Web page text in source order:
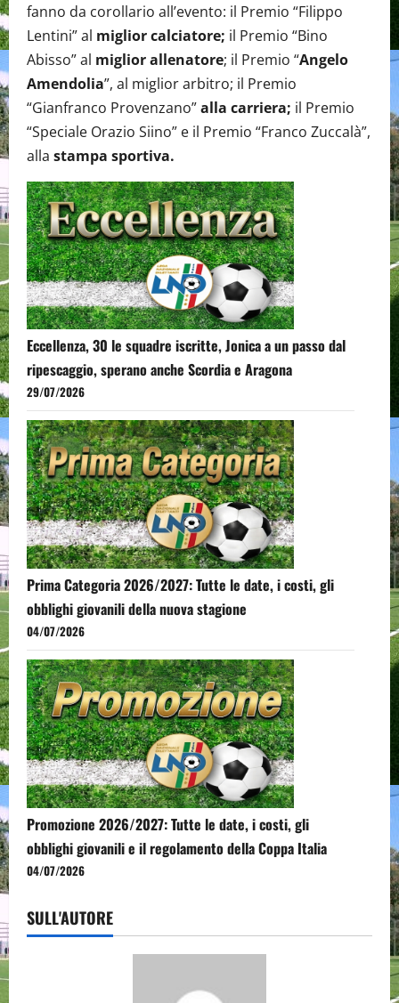
fanno da corollario all’evento: il Premio “Filippo
Lentini” al miglior calciatore; il Premio “Bino
Abisso” al miglior allenatore; il Premio “Angelo
Amendolia”, al miglior arbitro; il Premio
“Gianfranco Provenzano”alla carriera; il Premio
“Speciale Orazio Siino” e il Premio “Franco Zuccalà”,
alla stampa sportiva.
Eccellenza, 30 le squadre iscritte, Jonica a un passo dal
ripescaggio, sperano anche Scordia e Aragona
29/07/2026
Prima Categoria 2026/2027: Tutte le date, i costi, gli
obblighi giovanili della nuova stagione
04/07/2026
Promozione 2026/2027: Tutte le date, i costi, gli
obblighi giovanili e il regolamento della Coppa Italia
04/07/2026
SULL'AUTORE